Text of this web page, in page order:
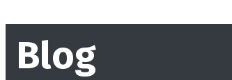
Blog